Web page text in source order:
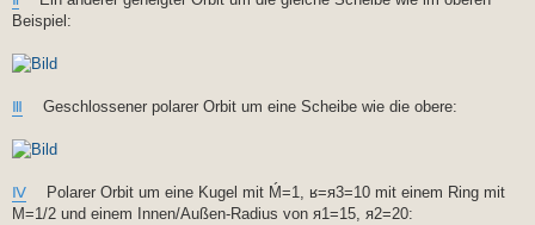
Beispiel:
Ⅲ Geschlossener polarer Orbit um eine Scheibe wie die obere:
Ⅳ Polarer Orbit um eine Kugel mit Ḿ=1, ʁ=я3=10 mit einem Ring mit
M=1/2 und einem Innen/Außen-Radius von я1=15, я2=20: